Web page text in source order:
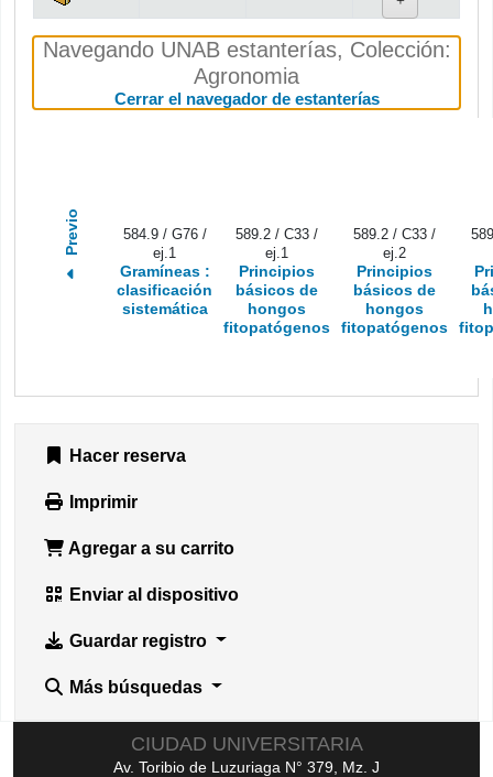
Navegando UNAB estanterías, Colección:
Agronomia
Cerrar el navegador de estanterías(Oculta el
Previo
584.9 / G76 /
ej.1
Gramíneas :
clasificación
sistemática
589.2 / C33 /
ej.1
Principios
básicos de
hongos
fitopatógenos
589.2 / C33 /
ej.2
Principios
básicos de
hongos
fitopatógenos
Hacer reserva
Imprimir
Agregar a su carrito
Enviar al dispositivo
Guardar registro
Más búsquedas
CIUDAD UNIVERSITARIA
Av. Toribio de Luzuriaga N° 379, Mz. J